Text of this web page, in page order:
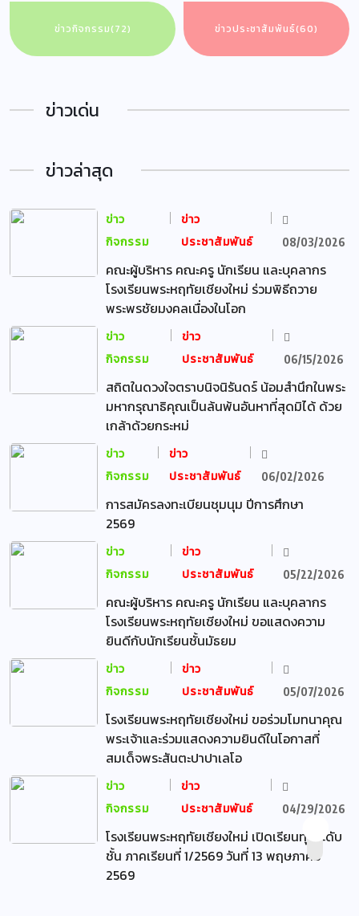
ข่าวกิจกรรม(72) ข่าวประชาสัมพันธ์(60)
ข่าวเด่น
ข่าวล่าสุด
ข่าว
กิจกรรม
ข่าว
ประชาสัมพันธ์
08/03/2026
คณะผู้บริหาร คณะครู นักเรียน และบุคลากร
โรงเรียนพระหฤทัยเชียงใหม่ ร่วมพิธีถวาย
พระพรชัยมงคลเนื่องในโอก
ข่าว
กิจกรรม
ข่าว
ประชาสัมพันธ์
06/15/2026
สถิตในดวงใจตราบนิจนิรันดร์ น้อมสำนึกในพระ
มหากรุณาธิคุณเป็นล้นพ้นอันหาที่สุดมิได้ ด้วย
เกล้าด้วยกระหม่
ข่าว
กิจกรรม
ข่าว
ประชาสัมพันธ์
06/02/2026
การสมัครลงทะเบียนชุมนุม ปีการศึกษา
2569
ข่าว
กิจกรรม
ข่าว
ประชาสัมพันธ์
05/22/2026
คณะผู้บริหาร คณะครู นักเรียน และบุคลากร
โรงเรียนพระหฤทัยเชียงใหม่ ขอแสดงความ
ยินดีกับนักเรียนชั้นมัธยม
ข่าว
กิจกรรม
ข่าว
ประชาสัมพันธ์
05/07/2026
โรงเรียนพระหฤทัยเชียงใหม่ ขอร่วมโมทนาคุณ
พระเจ้าและร่วมแสดงความยินดีในโอกาสที่
สมเด็จพระสันตะปาปาเลโอ
ข่าว
กิจกรรม
ข่าว
ประชาสัมพันธ์
04/29/2026
โรงเรียนพระหฤทัยเชียงใหม่ เปิดเรียนทุกระดับ
ชั้น ภาคเรียนที่ 1/2569 วันที่ 13 พฤษภาคม
2569